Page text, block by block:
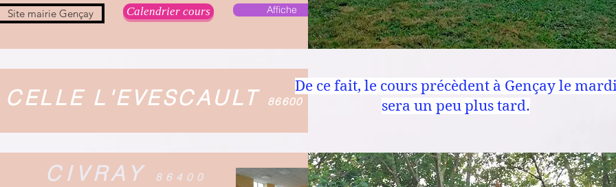
Site mairie Gençay Calendrier cours Affiche
CELLE L'EVESCAULT 86600
De ce fait, le cours précèdent à Gençay le
sera un peu plus tard.
CIVRAY 86400